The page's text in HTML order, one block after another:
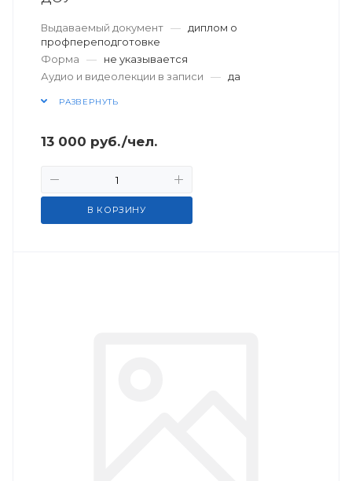
Выдаваемый документ —
диплом о
профпереподготовке
Форма
—
не указывается
Аудио и видеолекции в записи
— да
РАЗВЕРНУТЬ
13 000 руб./чел.
В КОРЗИНУ